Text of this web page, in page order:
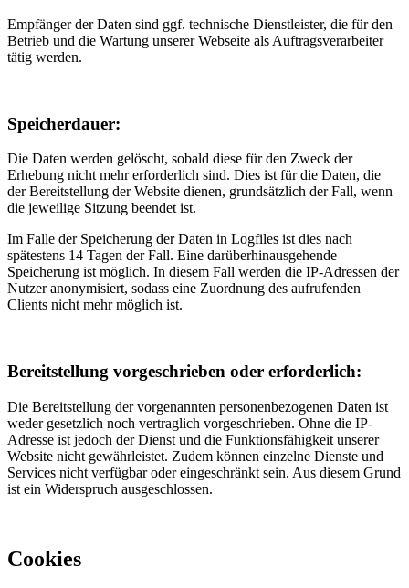
Empfänger der Daten sind ggf. technische Dienstleister, die für den
Betrieb und die Wartung unserer Webseite als Auftragsverarbeiter
tätig werden.
Speicherdauer:
Die Daten werden gelöscht, sobald diese für den Zweck der
Erhebung nicht mehr erforderlich sind. Dies ist für die Daten, die
der Bereitstellung der Website dienen, grundsätzlich der Fall, wenn
die jeweilige Sitzung beendet ist.
Im Falle der Speicherung der Daten in Logfiles ist dies nach
spätestens 14 Tagen der Fall. Eine darüberhinausgehende
Speicherung ist möglich. In diesem Fall werden die IP-Adressen der
Nutzer anonymisiert, sodass eine Zuordnung des aufrufenden
Clients nicht mehr möglich ist.
Bereitstellung vorgeschrieben oder erforderlich:
Die Bereitstellung der vorgenannten personenbezogenen Daten ist
weder gesetzlich noch vertraglich vorgeschrieben. Ohne die IP-
Adresse ist jedoch der Dienst und die Funktionsfähigkeit unserer
Website nicht gewährleistet. Zudem können einzelne Dienste und
Services nicht verfügbar oder eingeschränkt sein. Aus diesem Grund
ist ein Widerspruch ausgeschlossen.
Cookies